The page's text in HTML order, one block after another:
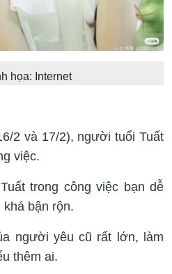
họa: Internet
2 và 17/2), người tuổi Tuất
việc.
trong công việc bạn dễ
bận rộn.
người yêu cũ rất lớn, làm
thêm ai.